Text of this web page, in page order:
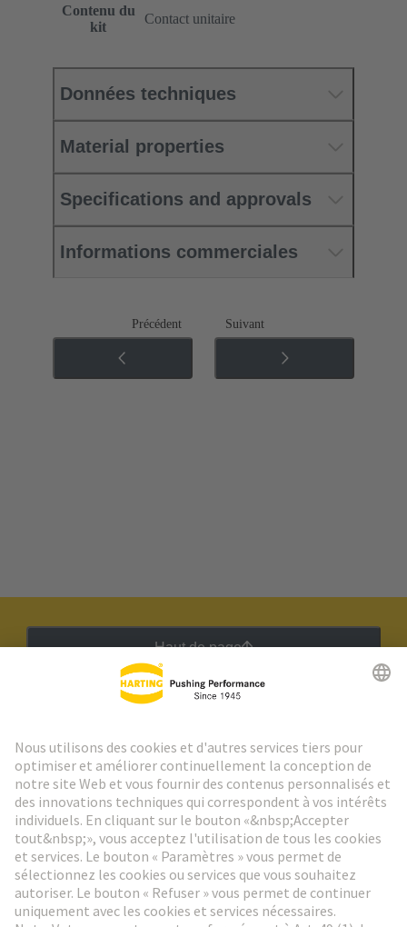
Contenu du
kit
Contact unitaire
Données techniques
Material properties
Specifications and approvals
Informations commerciales
Précédent Suivant
Haut de page
Aller à l'inscription
Social Media